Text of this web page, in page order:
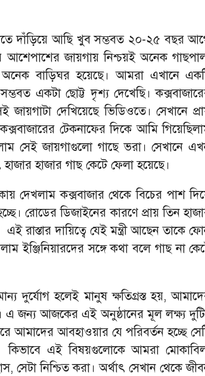
দাঁড়িয়ে আছি খুব সম্ভবত ২০-২৫ বছর
আশেপাশের জায়গায় নিশ্চয়ই অনেক
বাড়িঘর হয়েছে। আমরা এখানে
একটা ছোট্ট দৃশ্য দেখেছি।
জায়গাটা দেখিয়েছে ভিডিওতে। সেখানে
টেকনাফের দিকে আমি
সেই জায়গাগুলো গাছে ভরা। সেখানে
হাজার হাজার গাছ কেটে ফেলা হয়েছে।
দেখলাম কক্সবাজার থেকে বিচের পাশ
রোডের ডিজাইনের কারণে প্রায় তিন
রাস্তার দায়িত্বে যেই মন্ত্রী আছেন তাকে
ইঞ্জিনিয়ারদের সঙ্গে কথা বলে গাছ না
দুর্যোগ হলেই মানুষ ক্ষতিগ্রস্ত হয়,
এ জন্য আজকের এই অনুষ্ঠানের মূল লক্ষ্য
আমাদের আবহাওয়ার যে পরিবর্তন হচ্ছে
এই বিষয়গুলোকে আমরা
সেটা নিশ্চিত করা। অর্থাৎ সেখান থেকে